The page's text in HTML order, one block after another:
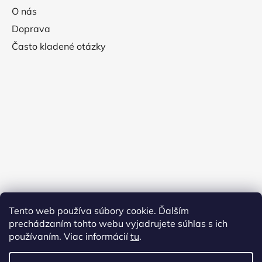
Tento web používa súbory cookie. Ďalším
prechádzaním tohto webu vyjadrujete súhlas s ich
používaním. Viac informáciítu.
O nás
Doprava
Často kladené otázky